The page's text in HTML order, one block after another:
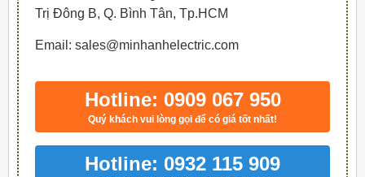
Trị Đông B, Q. Bình Tân, Tp.HCM
Email: sales@minhanhelectric.com
Hotline: 0909 067 950
Quý khách vui lòng gọi để có giá tốt nhất!
Hotline: 0932 115 909